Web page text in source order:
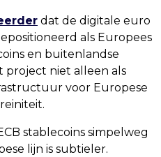
dat de digitale euro
als Europees
en buitenlandse
project niet alleen als
voor Europese
stablecoins simpelweg
lijn is subtieler.